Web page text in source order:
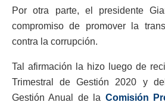
Por otra parte, el presidente
compromiso de promover la
contra la corrupción.
Tal afirmación la hizo luego de
Trimestral de Gestión 2020 y
Gestión Anual de la Comisión